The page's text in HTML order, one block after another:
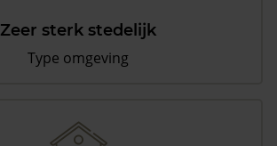
Zeer sterk stedelijk
Type omgeving